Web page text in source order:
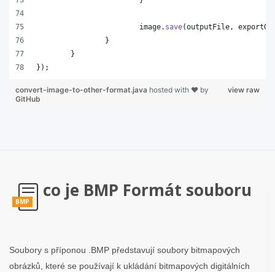
image. save(outputFile ,
		}
	}
});
view raw
convert-image-to-other-format.java hosted with ❤ by
GitHub
BMP
co je BMP Formát souboru
Soubory s příponou .BMP představují soubory bitmapových
obrázků, které se používají k ukládání bitmapových digitálních